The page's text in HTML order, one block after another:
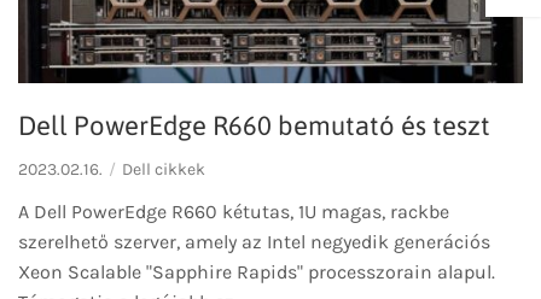
Dell PowerEdge R660 bemutató és teszt
2023.02.16. Dell cikkek
A Dell PowerEdge R660 kétutas, 1U magas, rackbe
szerelhető szerver, amely az Intel negyedik generációs
Xeon Scalable "Sapphire Rapids" processzorain alapul.